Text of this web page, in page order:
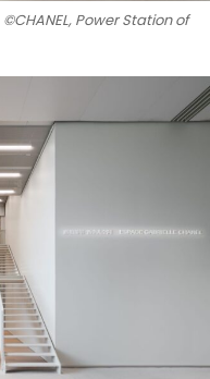
©CHANEL, Power Station of